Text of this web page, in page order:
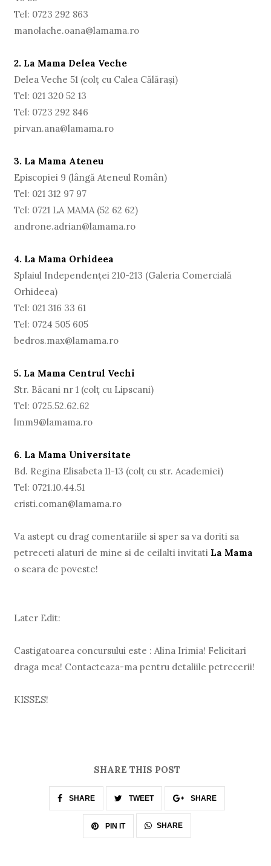
Tel: 0723 292 863
manolache.oana@lamama.ro
2. La Mama Delea Veche
Delea Veche 51 (colţ cu Calea Călărași)
Tel: 021 320 52 13
Tel: 0723 292 846
pirvan.ana@lamama.ro
3. La Mama Ateneu
Episcopiei 9 (lângă Ateneul Român)
Tel: 021 312 97 97
Tel: 0721 LA MAMA (52 62 62)
androne.adrian@lamama.ro
4. La Mama Orhideea
Splaiul Independenţei 210-213 (Galeria Comercială
Orhideea)
Tel: 021 316 33 61
Tel: 0724 505 605
bedros.max@lamama.ro
5. La Mama Centrul Vechi
Str. Băcani nr 1 (colţ cu Lipscani)
Tel: 0725.52.62.62
lmm9@lamama.ro
6. La Mama Universitate
Bd. Regina Elisabeta 11-13 (colţ cu str. Academiei)
Tel: 0721.10.44.51
cristi.coman@lamama.ro
Va astept cu drag comentariile si sper sa va doriti sa
petreceti alaturi de mine si de ceilalti invitati La Mama
o seara de poveste!
Later Edit:
Castigatoarea concursului este : Alina Irimia! Felicitari
draga mea! Contacteaza-ma pentru detaliile petrecerii!
KISSES!
SHARE THIS POST
SHARE TWEET SHARE
PIN IT SHARE